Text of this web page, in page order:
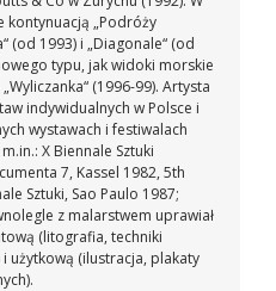
kontynuacją „Podróży
(od 1993) i „Diagonale“ (od
typu, jak widoki morskie
(1996-99). Artysta
indywidualnych w Polsce i
wystawach i festiwalach
X Biennale Sztuki
7, Kassel 1982, 5th
Sztuki, Sao Paulo 1987;
z malarstwem uprawiał
(litografia, techniki
użytkową (ilustracja, plakaty